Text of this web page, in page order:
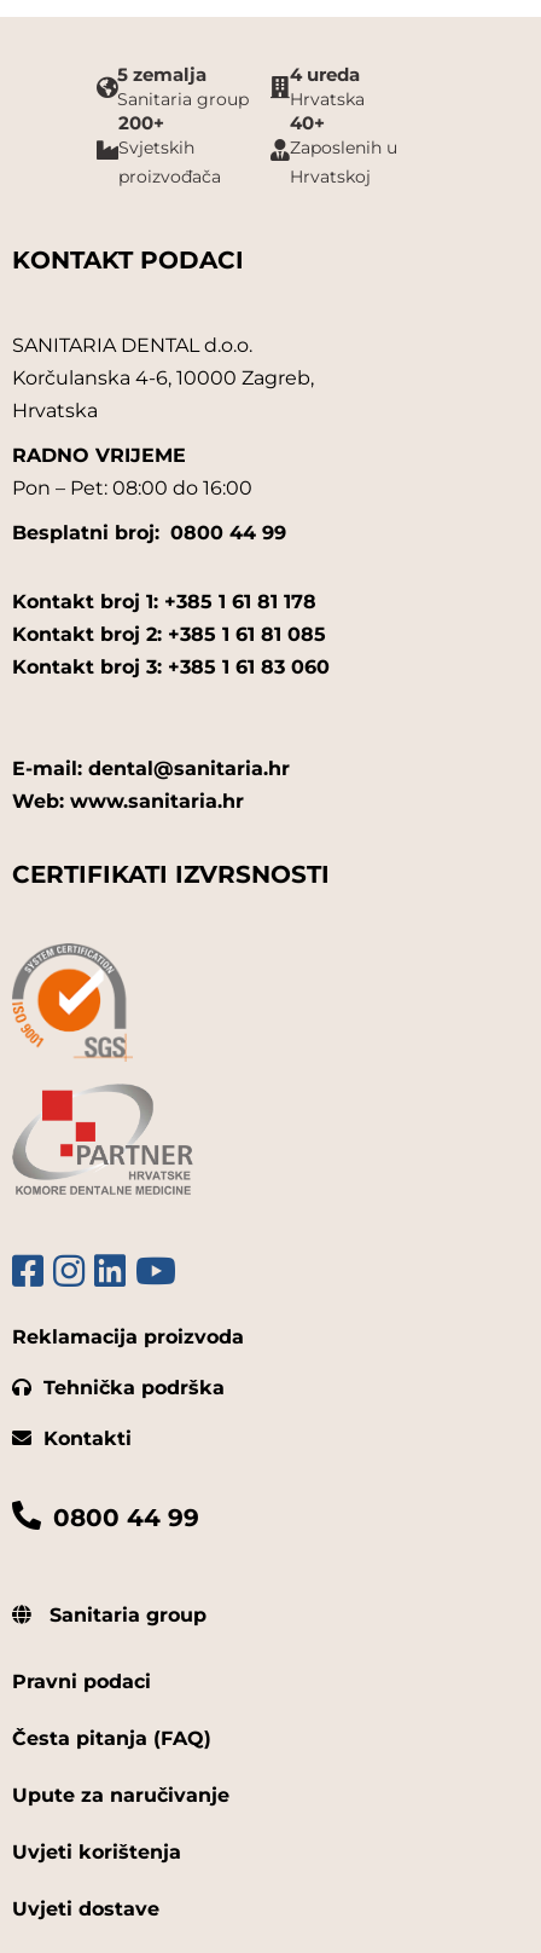
5 zemalja
Sanitaria group
4 ureda
Hrvatska
200+
Svjetskih
proizvođača
40+
Zaposlenih u
Hrvatskoj
KONTAKT PODACI
SANITARIA DENTAL d.o.o.
Korčulanska 4-6, 10000 Zagreb,
Hrvatska
RADNO VRIJEME
Pon – Pet: 08:00 do 16:00
Besplatni broj: 0800 44 99
Kontakt broj 1: +385 1 61 81 178
Kontakt broj 2: +385 1 61 81 085
Kontakt broj 3: +385 1 61 83 060
E-mail: dental@sanitaria.hr
Web: www.sanitaria.hr
CERTIFIKATI IZVRSNOSTI
Reklamacija proizvoda
Tehnička podrška
Kontakti
0800 44 99
Sanitaria group
Pravni podaci
Česta pitanja (FAQ)
Upute za naručivanje
Uvjeti korištenja
Uvjeti dostave